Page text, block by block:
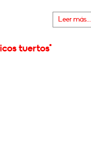
Leer más...
tuertos"